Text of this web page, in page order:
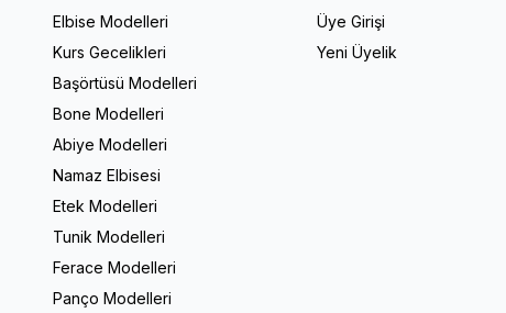
Elbise Modelleri
Kurs Gecelikleri
Başörtüsü Modelleri
Bone Modelleri
Abiye Modelleri
Namaz Elbisesi
Etek Modelleri
Tunik Modelleri
Ferace Modelleri
Panço Modelleri
Üye Girişi
Yeni Üyelik